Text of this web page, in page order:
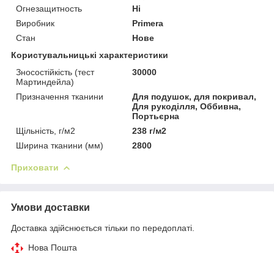
Огнезащитность
Ні
Виробник
Primera
Стан
Нове
Користувальницькі характеристики
Зносостійкість (тест
Мартиндейла)
30000
Призначення тканини
Для подушок, для покривал,
Для рукоділля, Оббивна,
Портьєрна
Щільність, г/м2
238 г/м2
Ширина тканини (мм)
2800
Приховати
Умови доставки
Доставка здійснюється тільки по передоплаті.
Нова Пошта